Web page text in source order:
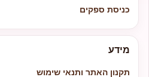
כניסת ספקים
מידע
תקנון האתר ותנאי שימוש